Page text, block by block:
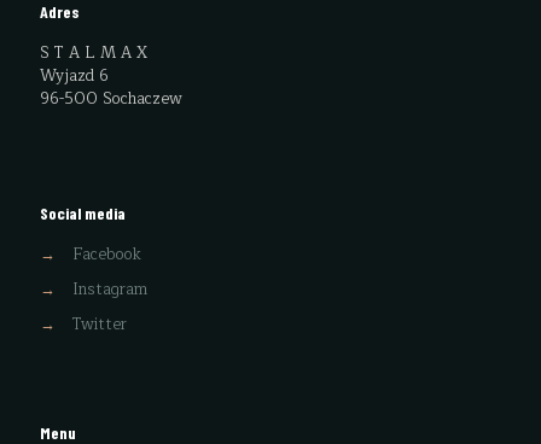
Adres
S T A L M A X
Wyjazd 6
96-500 Sochaczew
Social media
→
Facebook
→
Instagram
→
Twitter
Menu